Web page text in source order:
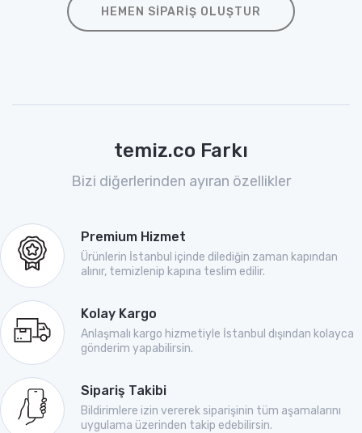
HEMEN SIPARIŞ OLUŞTUR
temiz.co Farkı
Bizi diğerlerinden ayıran özellikler
Premium Hizmet
Ürünlerin İstanbul içinde dilediğin zaman kapından
alınır, temizlenip kapına teslim edilir.
Kolay Kargo
Anlaşmalı kargo hizmetiyle İstanbul dışından kolayca
gönderim yapabilirsin.
Sipariş Takibi
Bildirimlere izin vererek siparişinin tüm aşamalarını
uygulama üzerinden takip edebilirsin.